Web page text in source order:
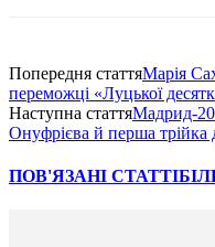
Попередня статтяМарія
переможці «Луцької
Наступна статтяМадрид-
Онуфрієва й перша трійка
ПОВ'ЯЗАНІ СТАТТІ